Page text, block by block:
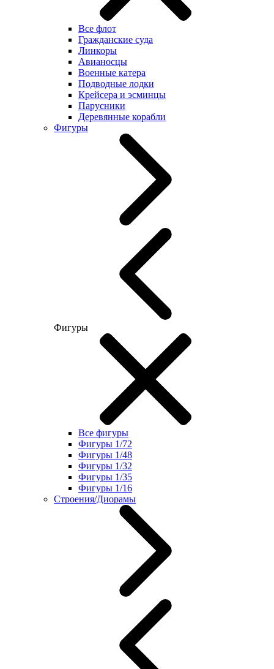
Все флот
Гражданские суда
Линкоры
Авианосцы
Военные катера
Подводные лодки
Крейсера и эсминцы
Парусники
Деревянные корабли
Фигуры
Фигуры
Все фигуры
Фигуры 1/72
Фигуры 1/48
Фигуры 1/32
Фигуры 1/35
Фигуры 1/16
Строения/Диорамы